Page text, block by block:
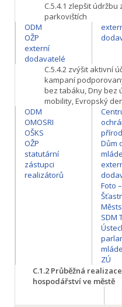
C.5.4.1 zlepšit údržbu
parkovištích
ODM
OŽP
externí
dodavatelé
C.5.4.2 zvýšit aktivní
kampaní
bez tabáku, Dny bez
mobility, Evropský
ODM
OMOSRI
OŠKS
OŽP
statutární
zástupci
realizátorů
Dům
Foto
SDM
ZÚ
C.1.2 Průběžná
hospodářství ve městě